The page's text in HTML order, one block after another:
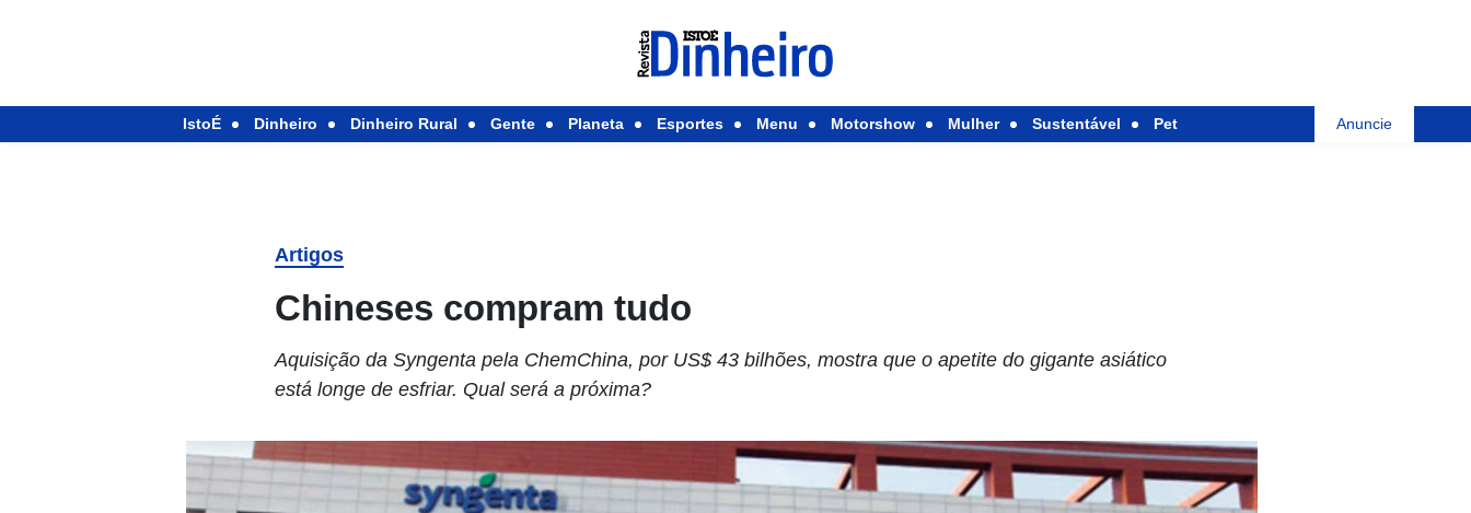
IstoÉ Dinheiro Dinheiro Rural Gente Planeta Esportes Menu Motorshow Mulher Sustentável Pet Anuncie
Artigos
Chineses compram tudo
Aquisição da Syngenta pela ChemChina, por US$ 43 bilhões, mostra que o apetite do gigante asiático
está longe de esfriar. Qual será a próxima?